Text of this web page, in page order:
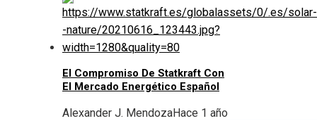
El Compromiso De Statkraft Con
El Mercado Energético Español
Alexander J. MendozaHace 1 año